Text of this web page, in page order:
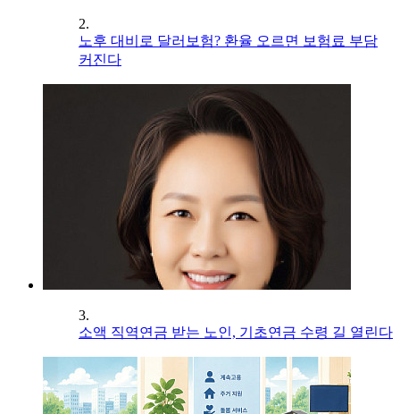
2.
노후 대비로 달러보험? 환율 오르면 보험료 부담
커진다
3.
소액 직역연금 받는 노인, 기초연금 수령 길 열린다